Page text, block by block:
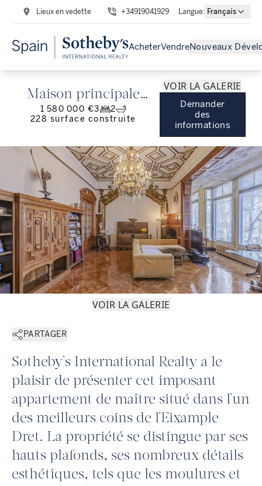
Lieux en vedette +34919041929 Langue: Français
AcheterVendreNouveaux
Maison principale
majestueuse avec
Eixample Dret
1 580 000 €3
2
228 surface construite
VOIR LA GALERIE
Demander
des
informations
VOIR LA GALERIE
PARTAGER
Sotheby's International Realty a le
plaisir de présenter cet imposant
appartement de maître situé dans l'un
des meilleurs coins de l'Eixample
Dret. La propriété se distingue par ses
hauts plafonds, ses nombreux détails
esthétiques, tels que les moulures et